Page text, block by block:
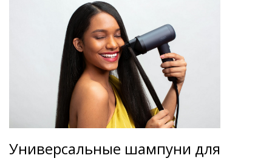
Универсальные шампуни для